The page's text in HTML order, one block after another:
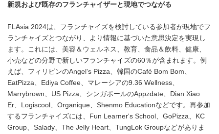
新規および既存のフランチャイザーと現地でつながる
FLAsia 2024は、フランチャイズを検討している参加者が現地でフ
ランチャイズとつながり、より情報に基づいた意思決定を実現し
ます。これには、美容＆ウェルネス、教育、食品＆飲料、健康、
小売などの分野で新しいフランチャイズの60％が含まれます。例
えば、フィリピンのAngel's Pizza、韓国のCafé Bom Bom、
EatPizza、Ediya Coffee、マレーシアの9.36 Wellness、
Marrybrown、US Pizza、シンガポールのAppzdate、Dian Xiao
Er、Logiscool、Organique、Shenmo Educationなどです。再参加
するフランチャイズには、Fun Learner's School、GoPizza、KC
Group、Salady、The Jelly Heart、TungLok Groupなどがありま